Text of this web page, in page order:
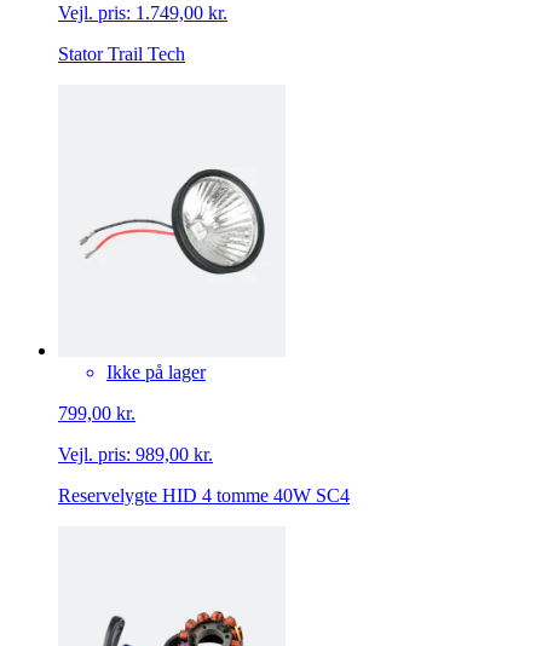
Vejl. pris: 1.749,00 kr.
Stator Trail Tech
Ikke på lager
799,00 kr.
Vejl. pris: 989,00 kr.
Reservelygte HID 4 tomme 40W SC4